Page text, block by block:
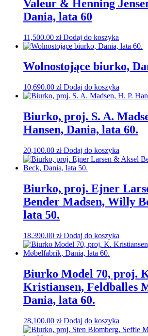
Valeur & Henning
Dania, lata 60
11,500.00 zł Dodaj do koszyka
Wolnostojące biurko,
10,690.00 zł Dodaj do koszyka
Biurko, proj. S. A.
Hansen, Dania, lata 60.
20,100.00 zł Dodaj do koszyka
Biurko, proj. Ejner
Bender Madsen, Willy
lata 50.
18,390.00 zł Dodaj do koszyka
Biurko Model 70, proj.
Kristiansen, Feldballes
Dania, lata 60.
28,100.00 zł Dodaj do koszyka